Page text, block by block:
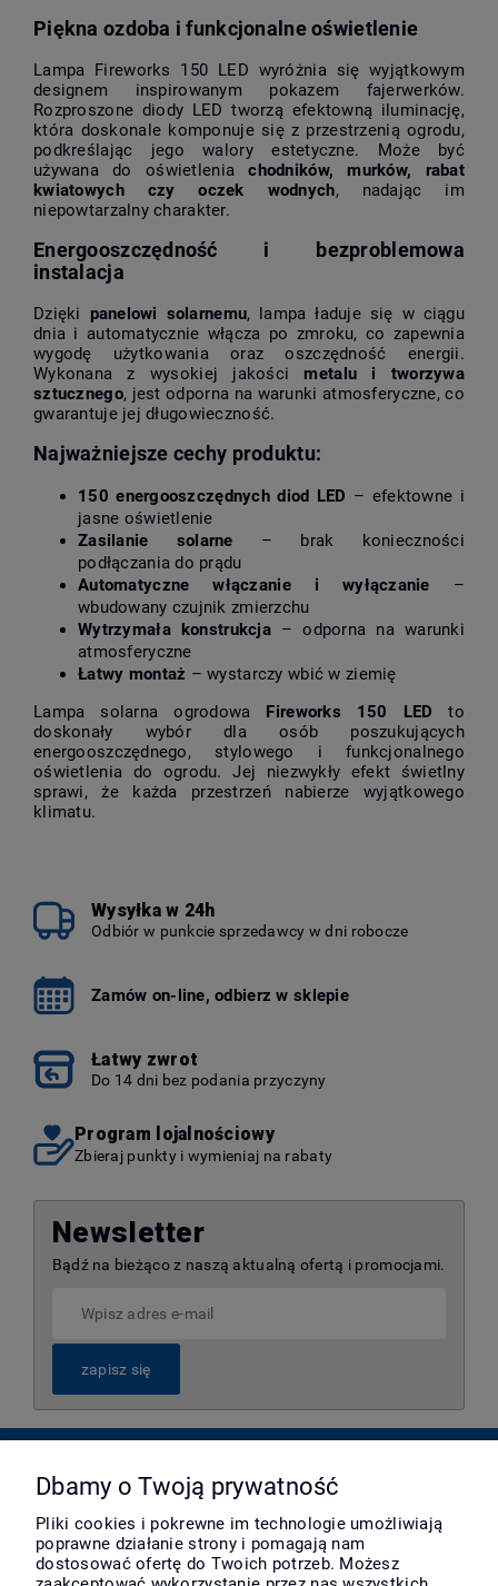
Piękna ozdoba i funkcjonalne oświetlenie
Lampa Fireworks 150 LED wyróżnia się wyjątkowym
designem inspirowanym pokazem fajerwerków.
Rozproszone diody LED tworzą efektowną iluminację,
która doskonale komponuje się z przestrzenią ogrodu,
podkreślając jego walory estetyczne. Może być
używana do oświetleniachodników, murków, rabat
kwiatowych czy oczek wodnych, nadając im
niepowtarzalny charakter.
Energooszczędność i bezproblemowa
instalacja
Dzięki panelowi solarnemu, lampa ładuje się w ciągu
dnia i automatycznie włącza po zmroku, co zapewnia
wygodę użytkowania oraz oszczędność energii.
Wykonana z wysokiej jakościmetalu i tworzywa
sztucznego, jest odporna na warunki atmosferyczne, co
gwarantuje jej długowieczność.
Najważniejsze cechy produktu:
150 energooszczędnych diod LED – efektowne i
jasne oświetlenie
Zasilanie solarne – brak konieczności
podłączania do prądu
Automatyczne włączanie i wyłączanie –
wbudowany czujnik zmierzchu
Wytrzymała konstrukcja– odporna na warunki
atmosferyczne
Łatwy montaż – wystarczy wbić w ziemię
Lampa solarna ogrodowa Fireworks 150 LED to
doskonały wybór dla osób poszukujących
energooszczędnego, stylowego i funkcjonalnego
oświetlenia do ogrodu. Jej niezwykły efekt świetlny
sprawi, że każda przestrzeń nabierze wyjątkowego
klimatu.
Wysyłka w 24h
Odbiór w punkcie sprzedawcy w dni robocze
Zamów on-line, odbierz w sklepie
Łatwy zwrot
Do 14 dni bez podania przyczyny
Program lojalnościowy
Zbieraj punkty i wymieniaj na rabaty
Newsletter
Bądź na bieżąco z naszą aktualną ofertą i promocjami.
zapisz się
Pomoc
Moje konto
Dbamy o Twoją prywatność
Pliki cookies i pokrewne im technologie umożliwiają
poprawne działanie strony i pomagają nam
dostosować ofertę do Twoich potrzeb. Możesz